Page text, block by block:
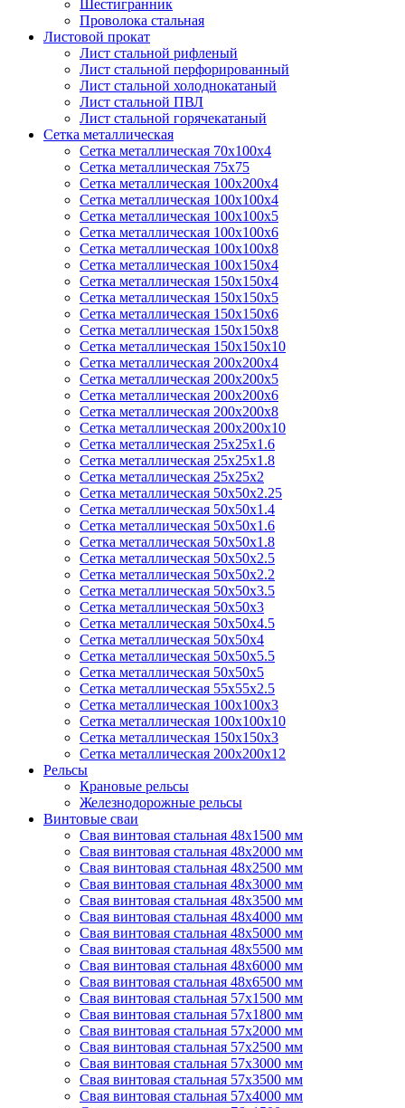
Шестигранник
Проволока стальная
Листовой прокат
Лист стальной рифленый
Лист стальной перфорированный
Лист стальной холоднокатаный
Лист стальной ПВЛ
Лист стальной горячекатаный
Сетка металлическая
Сетка металлическая 70х100х4
Сетка металлическая 75х75
Сетка металлическая 100х200х4
Сетка металлическая 100х100х4
Сетка металлическая 100х100х5
Сетка металлическая 100х100х6
Сетка металлическая 100х100х8
Сетка металлическая 100х150х4
Сетка металлическая 150х150х4
Сетка металлическая 150х150х5
Сетка металлическая 150х150х6
Сетка металлическая 150х150х8
Сетка металлическая 150х150х10
Сетка металлическая 200х200х4
Сетка металлическая 200х200х5
Сетка металлическая 200х200x6
Сетка металлическая 200х200х8
Сетка металлическая 200х200х10
Сетка металлическая 25х25х1.6
Сетка металлическая 25х25х1.8
Сетка металлическая 25х25х2
Сетка металлическая 50х50х2.25
Сетка металлическая 50х50х1.4
Сетка металлическая 50х50х1.6
Сетка металлическая 50х50х1.8
Сетка металлическая 50х50х2.5
Сетка металлическая 50х50х2.2
Сетка металлическая 50х50х3.5
Сетка металлическая 50х50х3
Сетка металлическая 50х50х4.5
Сетка металлическая 50х50х4
Сетка металлическая 50х50х5.5
Сетка металлическая 50х50х5
Сетка металлическая 55х55х2.5
Сетка металлическая 100х100х3
Сетка металлическая 100х100х10
Сетка металлическая 150х150х3
Сетка металлическая 200х200х12
Рельсы
Крановые рельсы
Железнодорожные рельсы
Винтовые сваи
Свая винтовая стальная 48х1500 мм
Свая винтовая стальная 48х2000 мм
Свая винтовая стальная 48х2500 мм
Свая винтовая стальная 48х3000 мм
Свая винтовая стальная 48х3500 мм
Свая винтовая стальная 48х4000 мм
Свая винтовая стальная 48х5000 мм
Свая винтовая стальная 48х5500 мм
Свая винтовая стальная 48х6000 мм
Свая винтовая стальная 48х6500 мм
Свая винтовая стальная 57х1500 мм
Свая винтовая стальная 57х1800 мм
Свая винтовая стальная 57х2000 мм
Свая винтовая стальная 57х2500 мм
Свая винтовая стальная 57х3000 мм
Свая винтовая стальная 57х3500 мм
Свая винтовая стальная 57х4000 мм